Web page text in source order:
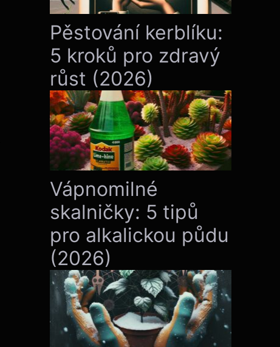
Pěstování kerblíku:
5 kroků pro zdravý
růst (2026)
Vápnomilné
skalničky: 5 tipů
pro alkalickou půdu
(2026)